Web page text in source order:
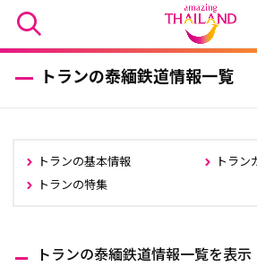
トランの泰緬鉄道情報一覧
トランの基本情報
トラン
トランの特集
トランの泰緬鉄道情報一覧を表示